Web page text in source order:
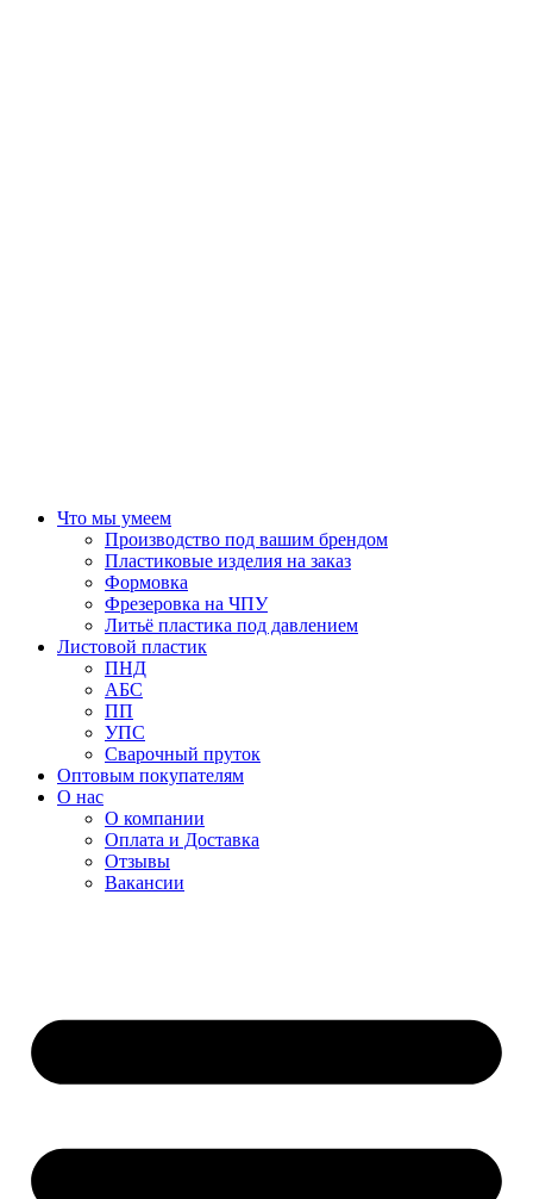
Что мы умеем
Производство под вашим брендом
Пластиковые изделия на заказ
Формовка
Фрезеровка на ЧПУ
Литьё пластика под давлением
Листовой пластик
ПНД
АБС
ПП
УПС
Сварочный пруток
Оптовым покупателям
О нас
О компании
Оплата и Доставка
Отзывы
Вакансии